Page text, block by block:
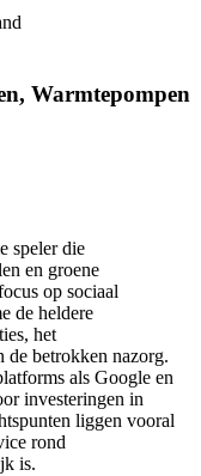
Warmtepompen
speler die
en groene
op sociaal
de heldere
het
de betrokken nazorg.
als Google en
investeringen in
liggen vooral
rond
is.